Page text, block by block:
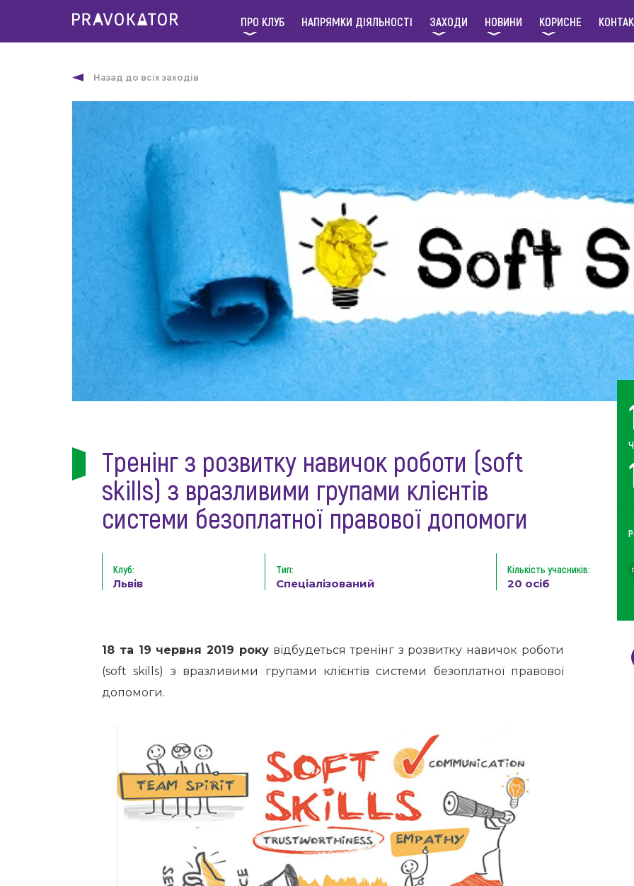
ПРО КЛУБ НАПРЯМКИ ДІЯЛЬНОСТІ ЗАХОДИ НОВИНИ КОРИСНЕ
Назад до всіх заходів
Тренінг з розвитку навичок роботи (soft
skills) з вразливими групами клієнтів
системи безоплатної правової допомоги
Клуб:
Львів
Тип:
Спеціалізований
Кількість учасників:
20 осіб
18 та 19 червня 2019 року відбудеться тренінг з розвитку навичок роботи
(soft skills) з вразливими групами клієнтів системи безоплатної правової
допомоги.